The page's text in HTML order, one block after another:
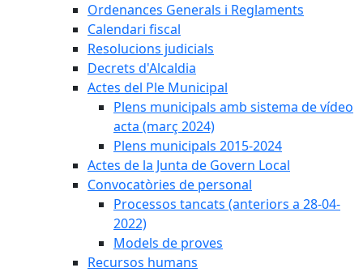
Ordenances Generals i Reglaments
Calendari fiscal
Resolucions judicials
Decrets d'Alcaldia
Actes del Ple Municipal
Plens municipals amb sistema de vídeo
acta (març 2024)
Plens municipals 2015-2024
Actes de la Junta de Govern Local
Convocatòries de personal
Processos tancats (anteriors a 28-04-
2022)
Models de proves
Recursos humans